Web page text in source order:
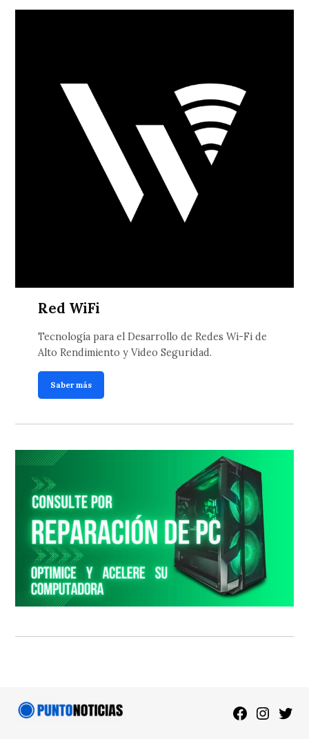
Red WiFi
Tecnología para el Desarrollo de Redes Wi-Fi de
Alto Rendimiento y Video Seguridad.
Saber más
Facebook